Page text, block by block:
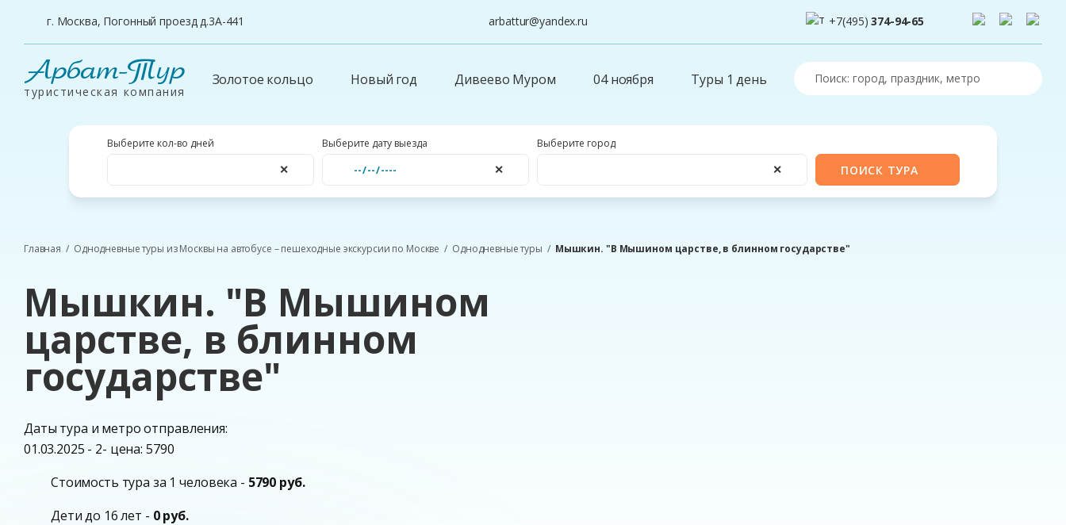
г. Москва, Погонный проезд д.3А-441 +7(495)374-94-65
arbattur@yandex.ru
Арбат-Тур
туристическая компания
Золотое кольцо Новый год Дивеево Муром 04 ноября Туры 1 день
Выберите кол-во дней
✕
Выберите дату выезда
✕
Выберите город
✕ ПОИСК ТУРА
Главная Однодневные туры из Москвы на автобусе – пешеходные экскурсии по Москве Однодневные туры Мышкин. "В Мышином царстве, в блинном государстве"
Мышкин. "В Мышином
царстве, в блинном
государстве"
Даты тура и метро отправления:
01.03.2025 - 2- цена: 5790
Стоимость тура за 1 человека - 5790 руб.
Дети до 16 лет - 0 руб.